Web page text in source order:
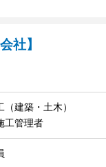
社】
（建築・土木）
工管理者